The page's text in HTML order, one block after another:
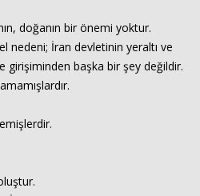
doğanın bir önemi yoktur.
nedeni; İran devletinin yeraltı ve
girişiminden başka bir şey değildir.